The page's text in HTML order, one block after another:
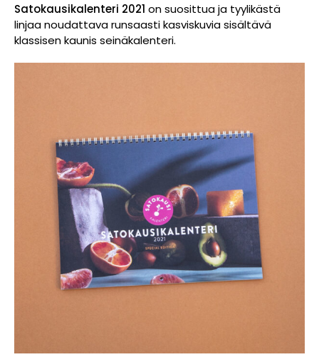
Satokausikalenteri 2021 on suosittua ja tyylikästä
linjaa noudattava runsaasti kasviskuvia sisältävä
klassisen kaunis seinäkalenteri.